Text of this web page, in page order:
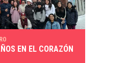
EN EL CORAZÓN